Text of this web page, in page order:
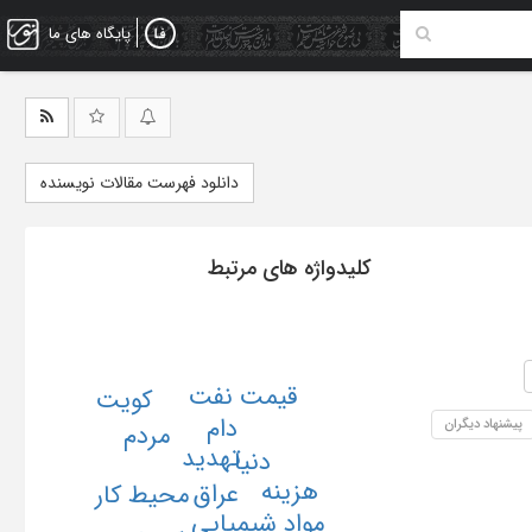
پایگاه های ما
دانلود فهرست مقالات نویسنده
پیشنهاد دیگران
کلیدواژه های مرتبط
تهدید
دام
دنیا
عراق
قیمت نفت
محیط کار
مردم
هزینه
کویت